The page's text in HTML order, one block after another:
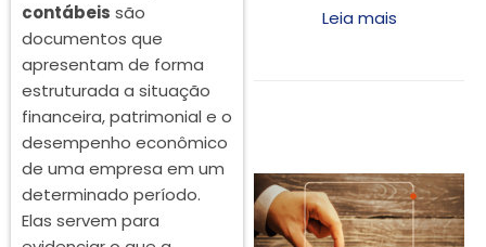
contábeis são
documentos que
apresentam de forma
estruturada a situação
financeira, patrimonial e o
desempenho econômico
de uma empresa em um
determinado período.
Elas servem para
Leia mais